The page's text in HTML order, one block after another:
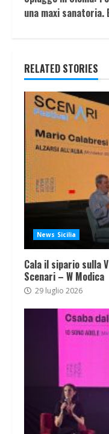
una maxi
RELATED STORIES
News Sicilia
Cala il sipario sulla
Scenari – W Modica
29 luglio 2026